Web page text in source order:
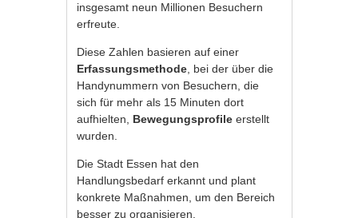
insgesamt neun Millionen Besuchern
erfreute.
Diese Zahlen basieren auf einer
Erfassungsmethode, bei der über die
Handynummern von Besuchern, die
sich für mehr als 15 Minuten dort
aufhielten, Bewegungsprofileerstellt
wurden.
Die Stadt Essen hat den
Handlungsbedarf erkannt und plant
konkrete Maßnahmen, um den Bereich
besser zu organisieren.